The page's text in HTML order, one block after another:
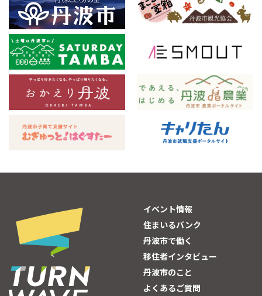
イベント情報
住まいるバンク
丹波市で働く
移住者インタビュー
丹波市のこと
よくあるご質問